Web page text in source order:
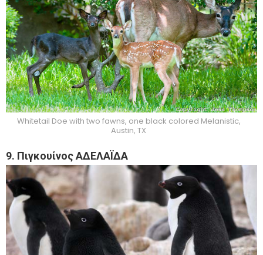
Whitetail Doe with two fawns, one black colored Melanistic,
Austin, TX
9. Πιγκουίνος ΑΔΕΛΑΪΔΑ